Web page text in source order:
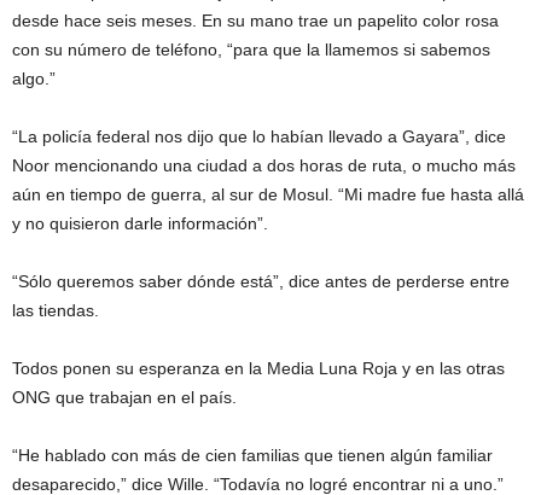
desde hace seis meses. En su mano trae un papelito color rosa
con su número de teléfono, “para que la llamemos si sabemos
algo.”
“La policía federal nos dijo que lo habían llevado a Gayara”, dice
Noor mencionando una ciudad a dos horas de ruta, o mucho más
aún en tiempo de guerra, al sur de Mosul. “Mi madre fue hasta allá
y no quisieron darle información”.
“Sólo queremos saber dónde está”, dice antes de perderse entre
las tiendas.
Todos ponen su esperanza en la Media Luna Roja y en las otras
ONG que trabajan en el país.
“He hablado con más de cien familias que tienen algún familiar
desaparecido,” dice Wille. “Todavía no logré encontrar ni a uno.”